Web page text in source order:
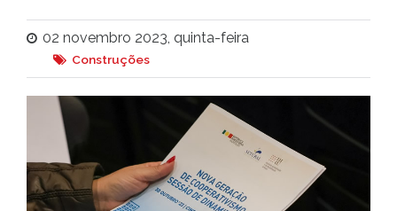
02 novembro 2023, quinta-feira
Construções